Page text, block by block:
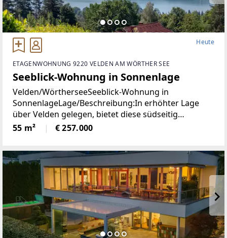
Heute
ETAGENWOHNUNG 9220 VELDEN AM WÖRTHER SEE
Seeblick-Wohnung in Sonnenlage
Velden/WörtherseeSeeblick-Wohnung in
SonnenlageLage/Beschreibung:In erhöhter Lage
über Velden gelegen, bietet diese südseitig
ausgerichtete Wohnung angenehme
Lichtverhältnisse und einen schönen Blick auf den
55 m² € 257.000